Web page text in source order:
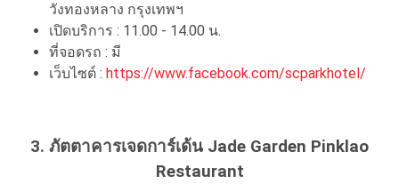
วังทองหลาง กรุงเทพฯ
เปิดบริการ : 11.00 - 14.00 น.
ที่จอดรถ : มี
เว็บไซต์ : https://www.facebook.com/scparkhotel/
3. ภัตตาคารเจดการ์เด้น Jade Garden Pinklao
Restaurant